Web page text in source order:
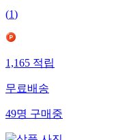
(1)
1,165적립
무료배송
49명구매중